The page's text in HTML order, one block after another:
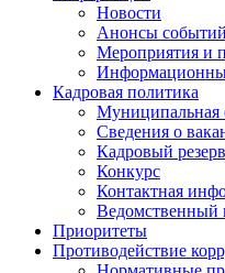
Новости
Анонсы событий
Мероприятия и
Кадровая политика
Муниципальная
Сведения о
Кадровый резерв
Конкурс
Контактная
Ведомственный
Приоритеты
Противодействие